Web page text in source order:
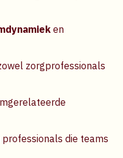
en
zorgprofessionals
die teams